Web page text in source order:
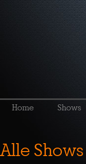
Home Shows
Alle